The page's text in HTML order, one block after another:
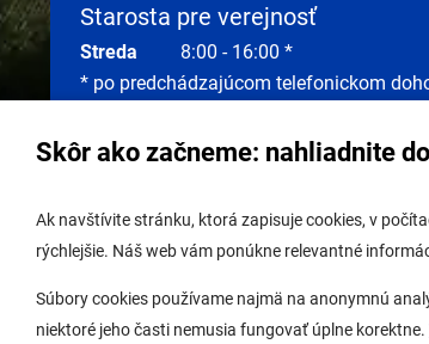
Skôr ako začneme: nahliadnite
Ak navštívite stránku, ktorá zapisuje cookies, v
rýchlejšie. Náš web vám ponúkne relevantné
Súbory cookies používame najmä na anonymnú
niektoré jeho časti nemusia fungovať úplne korektne.
Starosta pre verejnosť
Streda 8:00 - 16:00 *
* po predchádzajúcom telefonickom
info@lamac.sk
0948337317